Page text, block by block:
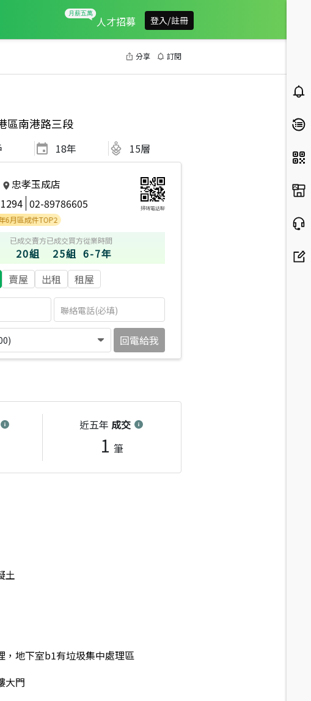
人才招募 登入/註冊
分享 訂閱
區南港路三段
18年 15層
忠孝玉成店
02-89786605 掃碼電話聊
件TOP2
已成交賣方
20組
已成交買方
25組
從業時間
6-7年
賣屋 出租 租屋
回電給我
近五年 成交
1 筆
土
，地下室b1有垃圾集中處理區
大門